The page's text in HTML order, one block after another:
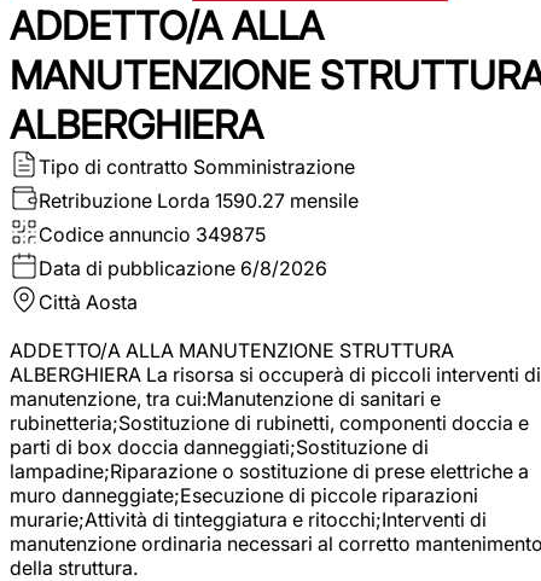
ADDETTO/A ALLA
MANUTENZIONE
ALBERGHIERA
Tipo di contratto Somministrazione
Retribuzione Lorda 1590.27 mensile
Codice annuncio 349875
Data di pubblicazione 6/8/2026
Città Aosta
ADDETTO/A ALLA MANUTENZIONE STRUTTURA
ALBERGHIERA La risorsa si occuperà di piccoli interventi di
manutenzione, tra cui:Manutenzione di sanitari e
rubinetteria;Sostituzione di rubinetti, componenti doccia e
parti di box doccia danneggiati;Sostituzione di
lampadine;Riparazione o sostituzione di prese elettriche a
muro danneggiate;Esecuzione di piccole riparazioni
murarie;Attività di tinteggiatura e ritocchi;Interventi di
manutenzione ordinaria necessari al corretto
della struttura.